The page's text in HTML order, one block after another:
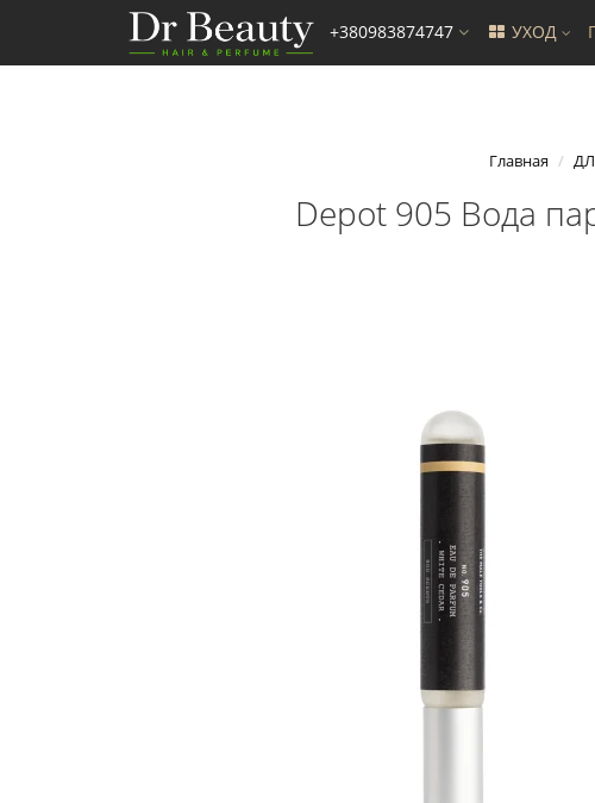
+380983874747 УХОД
Главная
Depot 905 Вода